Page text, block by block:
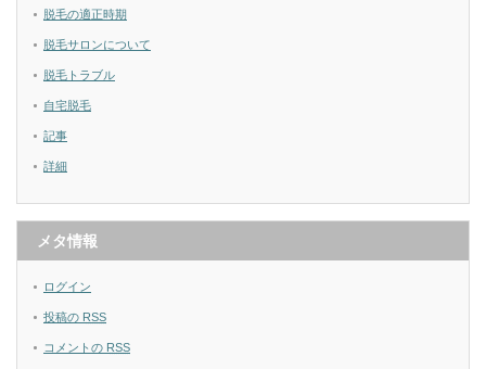
脱毛の適正時期
脱毛サロンについて
脱毛トラブル
自宅脱毛
記事
詳細
メタ情報
ログイン
投稿の RSS
コメントの RSS